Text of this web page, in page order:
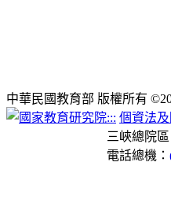
中華民國教育部 版權所有
::: 個資法
三峽總院
電話總機：